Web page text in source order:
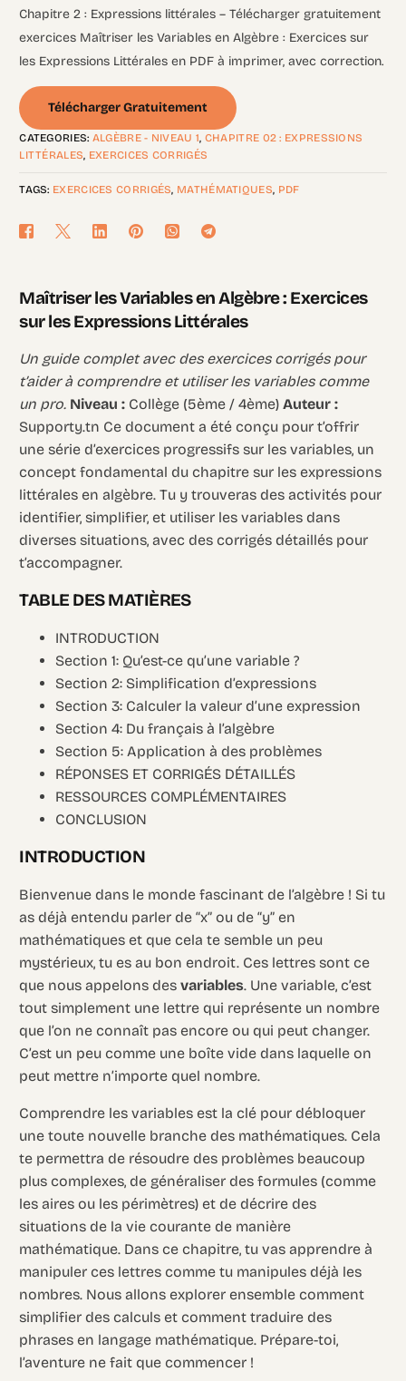
Chapitre 2 : Expressions littérales – Télécharger gratuitement
exercices Maîtriser les Variables en Algèbre : Exercices sur
les Expressions Littérales en PDF à imprimer, avec correction.
Télécharger Gratuitement
CATEGORIES: ALGÈBRE - NIVEAU 1, CHAPITRE 02 : EXPRESSIONS
LITTÉRALES, EXERCICES CORRIGÉS
TAGS: EXERCICES CORRIGÉS, MATHÉMATIQUES, PDF
Maîtriser les Variables en Algèbre : Exercices
sur les Expressions Littérales
Un guide complet avec des exercices corrigés pour
t’aider à comprendre et utiliser les variables comme
un pro. Niveau : Collège (5ème / 4ème)Auteur :
Supporty.tn Ce document a été conçu pour t’offrir
une série d’exercices progressifs sur les variables, un
concept fondamental du chapitre sur les expressions
littérales en algèbre. Tu y trouveras des activités pour
identifier, simplifier, et utiliser les variables dans
diverses situations, avec des corrigés détaillés pour
t’accompagner.
TABLE DES MATIÈRES
INTRODUCTION
Section 1: Qu’est-ce qu’une variable ?
Section 2: Simplification d’expressions
Section 3: Calculer la valeur d’une expression
Section 4: Du français à l’algèbre
Section 5: Application à des problèmes
RÉPONSES ET CORRIGÉS DÉTAILLÉS
RESSOURCES COMPLÉMENTAIRES
CONCLUSION
INTRODUCTION
Bienvenue dans le monde fascinant de l’algèbre ! Si tu
as déjà entendu parler de “x” ou de “y” en
mathématiques et que cela te semble un peu
mystérieux, tu es au bon endroit. Ces lettres sont ce
que nous appelons desvariables. Une variable, c’est
tout simplement une lettre qui représente un nombre
que l’on ne connaît pas encore ou qui peut changer.
C’est un peu comme une boîte vide dans laquelle on
peut mettre n’importe quel nombre.
Comprendre les variables est la clé pour débloquer
une toute nouvelle branche des mathématiques. Cela
te permettra de résoudre des problèmes beaucoup
plus complexes, de généraliser des formules (comme
les aires ou les périmètres) et de décrire des
situations de la vie courante de manière
mathématique. Dans ce chapitre, tu vas apprendre à
manipuler ces lettres comme tu manipules déjà les
nombres. Nous allons explorer ensemble comment
simplifier des calculs et comment traduire des
phrases en langage mathématique. Prépare-toi,
l’aventure ne fait que commencer !